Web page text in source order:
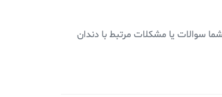
سوالات یا مشکلات مرتبط با دندان